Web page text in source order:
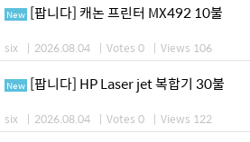
New [팝니다] 캐논 프린터 MX492 10불
six | 2026.08.04 | Votes 0 | Views 106
New [팝니다] HP Laser jet 복합기 30불
six | 2026.08.04 | Votes 0 | Views 122